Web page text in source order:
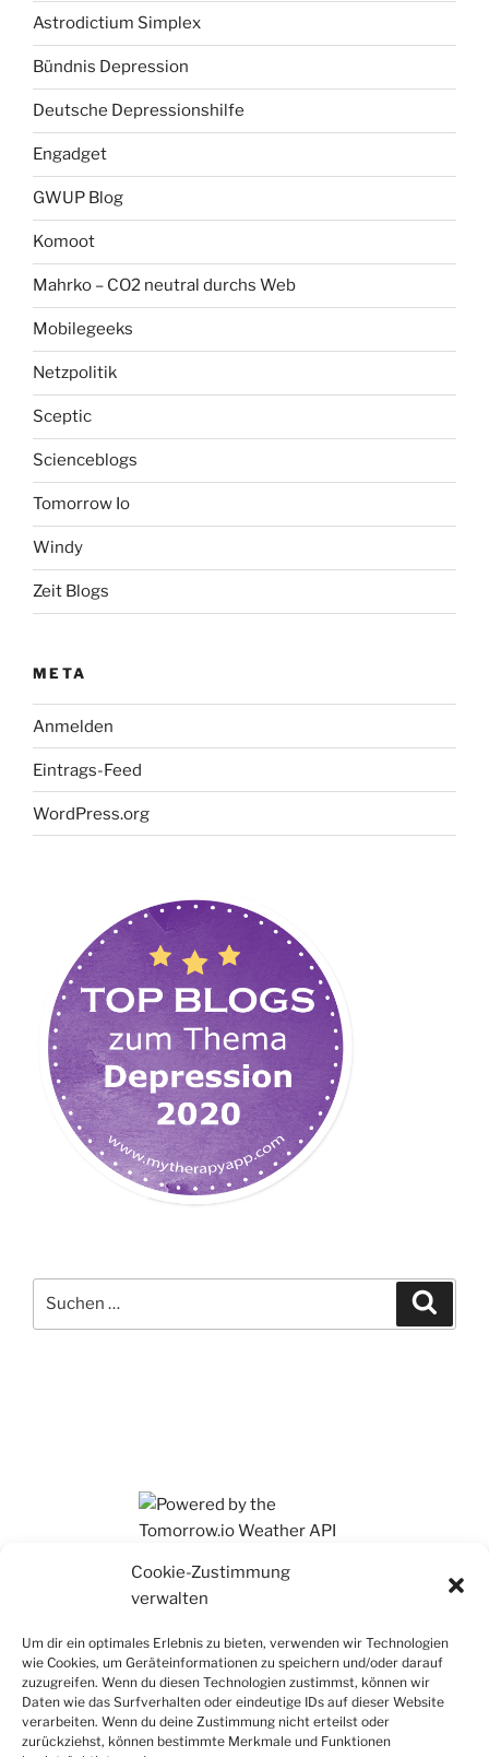
Cookie-Zustimmung
verwalten
Um dir ein optimales Erlebnis zu bieten, verwenden wir Technologien
wie Cookies, um Geräteinformationen zu speichern und/oder darauf
zuzugreifen. Wenn du diesen Technologien zustimmst, können wir
Daten wie das Surfverhalten oder eindeutige IDs auf dieser Website
verarbeiten. Wenn du deine Zustimmung nicht erteilst oder
zurückziehst, können bestimmte Merkmale und Funktionen
Astrodictium Simplex
Bündnis Depression
Deutsche Depressionshilfe
Engadget
GWUP Blog
Komoot
Mahrko – CO2 neutral durchs Web
Mobilegeeks
Netzpolitik
Sceptic
Scienceblogs
Tomorrow Io
Windy
Zeit Blogs
META
Anmelden
Eintrags-Feed
WordPress.org
nach: